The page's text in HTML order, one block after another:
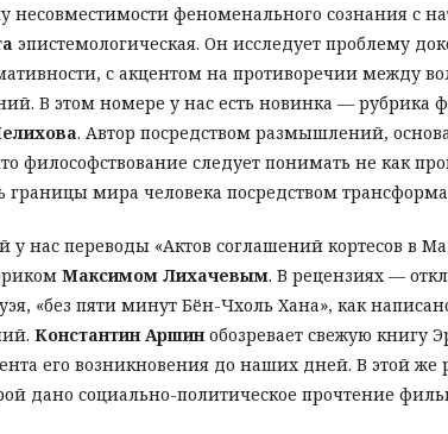
несовместимости феноменального сознания с
эпистемологическая. Он исследует проблему
с акцентом на противоречии между
В этом номере у нас есть новинка — рубрика
. Автор посредством размышлений,
философствование следует понимать не как
границы мира человека посредством
у нас переводы «Актов соглашений кортесов в
Максимом Лихачевым. В рецензиях —
«без пяти минут Бён-Чхоль Хана», как
Константин Аршинобозревает свежую книгу
его возникновения до наших дней. В этой же
дано социально-политическое прочтение